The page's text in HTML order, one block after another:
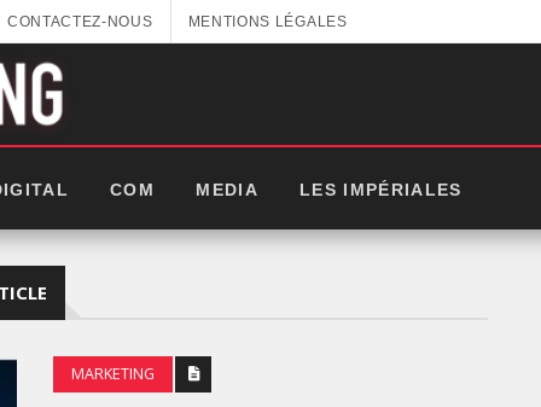
CONTACTEZ-NOUS MENTIONS LÉGALES
COM MEDIA LES IMPÉRIALES
MARKETING